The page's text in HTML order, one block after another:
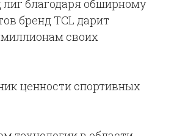
благодаря обширному
бренд TCL дарит
своих
ценности спортивных